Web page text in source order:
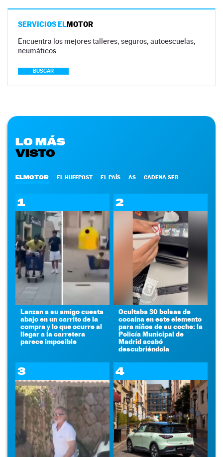
SERVICIOS ELMOTOR
Encuentra los mejores talleres, seguros, autoescuelas,
neumáticos…
BUSCAR
LO MÁS
VISTO
ELMOTOR EL HUFFPOST EL PAÍS AS CADENA SER
1
Lanzan a su amigo cuesta
abajo en un carrito de la
compra y lo que ocurre al
llegar a la carretera
parece imposible
2
Ocultaba 30 bolsas de
cocaína en este elemento
para niños de su coche: la
Policía Municipal de
Madrid acabó
descubriéndola
3 4